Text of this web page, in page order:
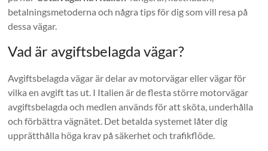
betalningsmetoderna och några tips för dig som vill resa på
dessa vägar.
Vad är avgiftsbelagda vägar?
Avgiftsbelagda vägar är delar av motorvägar eller vägar för
vilka en avgift tas ut. I Italien är de flesta större motorvägar
avgiftsbelagda och medlen används för att sköta, underhålla
och förbättra vägnätet. Det betalda systemet låter dig
upprätthålla höga krav på säkerhet och trafikflöde.